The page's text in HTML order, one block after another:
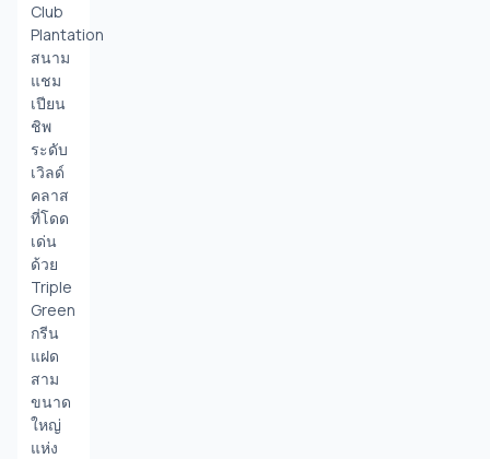
Club
Plantation
สนาม
แชม
เปียน
ชิพ
ระดับ
เวิลด์
คลาส
ที่โดด
เด่น
ด้วย
Triple
Green
กรีน
แฝด
สาม
ขนาด
ใหญ่
แห่ง